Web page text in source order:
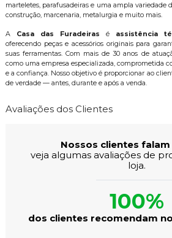
marteletes, parafusadeiras e uma ampla variedade
construção, marcenaria, metalurgia e muito mais.
A Casa das Furadeiras é assistência
oferecendo peças e acessórios originais para
suas ferramentas. Com mais de 30 anos de
como uma empresa especializada, comprometida
e a confiança. Nosso objetivo é proporcionar ao
de verdade — antes, durante e após a venda.
Avaliações dos Clientes
Nossos clientes
veja algumas avaliações de
loja.
100%
dos clientes recomendam